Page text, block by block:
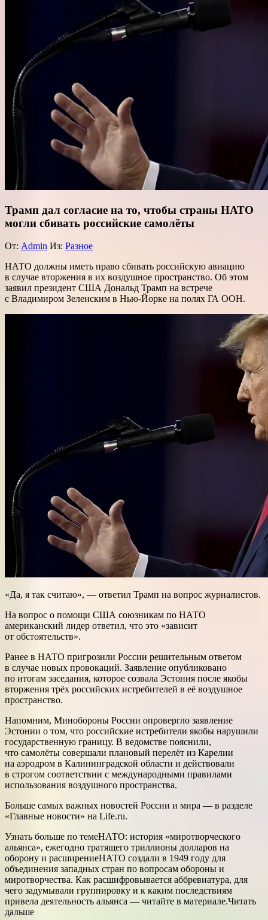
Трамп дал согласие на то, чтобы страны НАТО
могли сбивать российские самолёты
От: Admin Из: Разное
НАТО должны иметь право сбивать российскую авиацию
в случае вторжения в их воздушное пространство. Об этом
заявил президент США Дональд Трамп на встрече
с Владимиром Зеленским в Нью-Йорке на полях ГА ООН.
«Да, я так считаю», — ответил Трамп на вопрос журналистов.
На вопрос о помощи США союзникам по НАТО
американский лидер ответил, что это «зависит
от обстоятельств».
Ранее в НАТО пригрозили России решительным ответом
в случае новых провокаций. Заявление опубликовано
по итогам заседания, которое созвала Эстония после якобы
вторжения трёх российских истребителей в её воздушное
пространство.
Напомним, Минобороны России опровергло заявление
Эстонии о том, что российские истребители якобы нарушили
государственную границу. В ведомстве пояснили,
что самолёты совершали плановый перелёт из Карелии
на аэродром в Калининградской области и действовали
в строгом соответствии с международными правилами
использования воздушного пространства.
Больше самых важных новостей России и мира — в разделе
«Главные новости» на Life.ru.
Узнать больше по темеНАТО: история «миротворческого
альянса», ежегодно тратящего триллионы долларов на
оборону и расширениеНАТО создали в 1949 году для
объединения западных стран по вопросам обороны и
миротворчества. Как расшифровывается аббревиатура, для
чего задумывали группировку и к каким последствиям
привела деятельность альянса — читайте в материале.Читать
дальше